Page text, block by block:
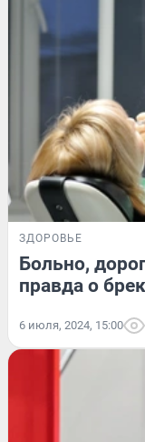
ЗДОРОВЬЕ
Больно,
правда о
6 июля, 2024, 15:00